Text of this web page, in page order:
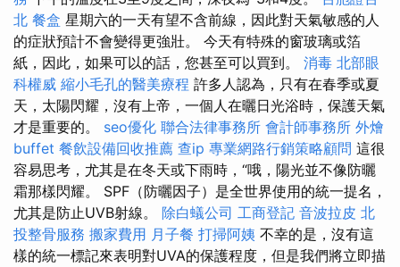
北 餐盒 星期六的一天有望不含前線，因此對天氣敏感的人
的症狀預計不會變得更強壯。 今天有特殊的窗玻璃或箔
紙，因此，如果可以的話，您甚至可以買到。 消毒 北部眼
科權威 縮小毛孔的醫美療程 許多人認為，只有在春季或夏
天，太陽閃耀，沒有上帝，一個人在曬日光浴時，保護天氣
才是重要的。 seo優化 聯合法律事務所 會計師事務所 外燴
buffet 餐飲設備回收推薦 查ip 專業網路行銷策略顧問 這很
容易思考，尤其是在冬天或下雨時，“哦，陽光並不像防曬
霜那樣閃耀。 SPF（防曬因子）是全世界使用的統一提名，
尤其是防止UVB射線。 除白蟻公司 工商登記 音波拉皮 北
投整骨服務 搬家費用 月子餐 打掃阿姨 不幸的是，沒有這
樣的統一標記來表明對UVA的保護程度，但是我們將立即描